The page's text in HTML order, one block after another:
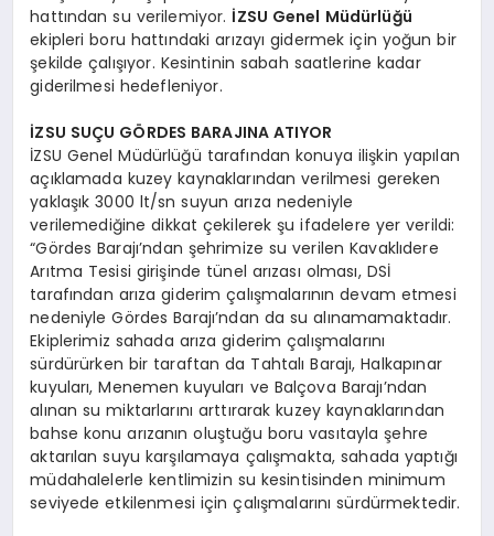
hattından su verilemiyor. İZSU Genel Müdürlüğü
ekipleri boru hattındaki arızayı gidermek için yoğun bir
şekilde çalışıyor. Kesintinin sabah saatlerine kadar
giderilmesi hedefleniyor.
İZSU SUÇU GÖRDES BARAJINA ATIYOR
İZSU Genel Müdürlüğü tarafından konuya ilişkin yapılan
açıklamada kuzey kaynaklarından verilmesi gereken
yaklaşık 3000 lt/sn suyun arıza nedeniyle
verilemediğine dikkat çekilerek şu ifadelere yer verildi:
“Gördes Barajı’ndan şehrimize su verilen Kavaklıdere
Arıtma Tesisi girişinde tünel arızası olması, DSİ
tarafından arıza giderim çalışmalarının devam etmesi
nedeniyle Gördes Barajı’ndan da su alınamamaktadır.
Ekiplerimiz sahada arıza giderim çalışmalarını
sürdürürken bir taraftan da Tahtalı Barajı, Halkapınar
kuyuları, Menemen kuyuları ve Balçova Barajı’ndan
alınan su miktarlarını arttırarak kuzey kaynaklarından
bahse konu arızanın oluştuğu boru vasıtayla şehre
aktarılan suyu karşılamaya çalışmakta, sahada yaptığı
müdahalelerle kentlimizin su kesintisinden minimum
seviyede etkilenmesi için çalışmalarını sürdürmektedir.